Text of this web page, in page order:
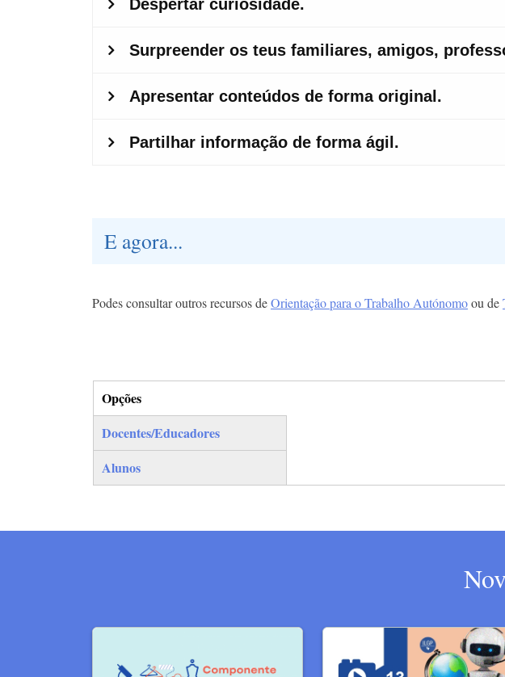
E agora...
Podes consultar outros recursos deOrientação para o Trabalho Autónomoou de
Opções
(separador ativo)
Docentes/Educadores
Alunos